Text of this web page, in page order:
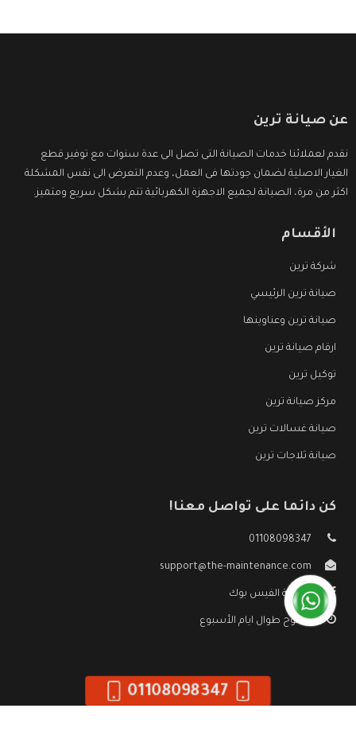
عن صيانة ترين
نقدم لعملائنا خدمات الصيانة التى تصل الى عدة سنوات مع توفير قطع
الغيار الاصلية لضمان جودتها فى العمل، وعدم التعرض الى نفس المشكلة
اكثر من مرة، الصيانة لجميع الاجهزة الكهربائية تتم بشكل سريع ومتميز.
الأقسام
شركة ترين
صيانة ترين الرئيسي
صيانة ترين وعناوينها
ارقام صيانة ترين
توكيل ترين
مركز صيانة ترين
صيانة غسالات ترين
صيانة ثلاجات ترين
كن دائما على تواصل معنا!
01108098347
support@the-maintenance.com
صفحة الفيس بوك
مفتوح طوال ايام الأسبوع
01108098347